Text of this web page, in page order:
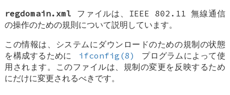
regdomain.xml ファイルは、IEEE 802.11 無線通信
の操作のための規則について説明しています。
この情報は、システムにダウンロードのための規制の状態
を構成するために
ifconfig(8)
プログラムによって使
用されます。このファイルは、規制の変更を反映するため
にだけに変更されるべきです。